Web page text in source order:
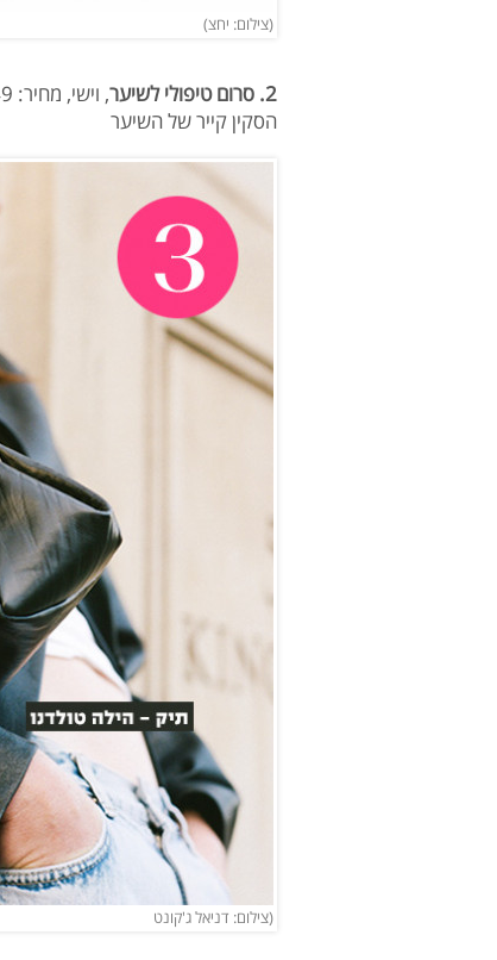
(צילום: יחצ)
2. סרום טיפולי לשיער
, וישי, מחיר: 249 שקלים
הסקין קייר של השיער
(צילום: דניאל ג'קונט